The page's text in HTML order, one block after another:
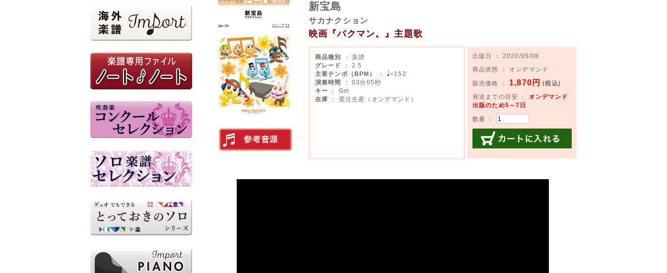
ミュージックエイト（みんな
新宝島
サカナクション
映画『バクマン。』主題歌
商品種別
： 楽譜
グレード
： 2.5
主要テンポ（BPM）
：
=152
演奏時間
： 03分05秒
キー
： Gm
在庫
： 受注生産（オンデマンド）
出版日 ： 2020/05/08
商品状態 ： オンデマンド
販売価格 ： 1,870円 (税込)
発送までの目安 ：
オンデマンド
出版のため5～7日
数量 ：